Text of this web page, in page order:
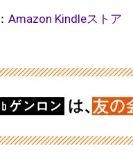
Amazon Kindleストア